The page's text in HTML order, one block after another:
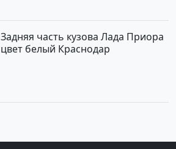
Задняя часть кузова Лада Приора
цвет белый Краснодар